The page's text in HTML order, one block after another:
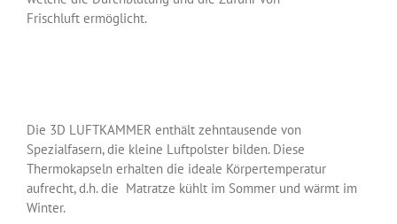
Frischluft ermöglicht.
Die 3D LUFTKAMMER enthält zehntausende von
Spezialfasern, die kleine Luftpolster bilden. Diese
Thermokapseln erhalten die ideale Körpertemperatur
aufrecht, d.h. die Matratze kühlt im Sommer und wärmt im
Winter.